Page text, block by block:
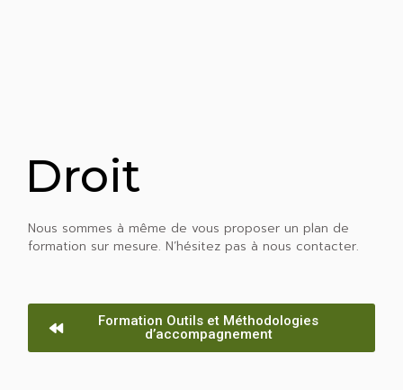
Droit
Nous sommes à même de vous proposer un plan de
formation sur mesure. N’hésitez pas à nous contacter.
Formation Outils et Méthodologies
d’accompagnement